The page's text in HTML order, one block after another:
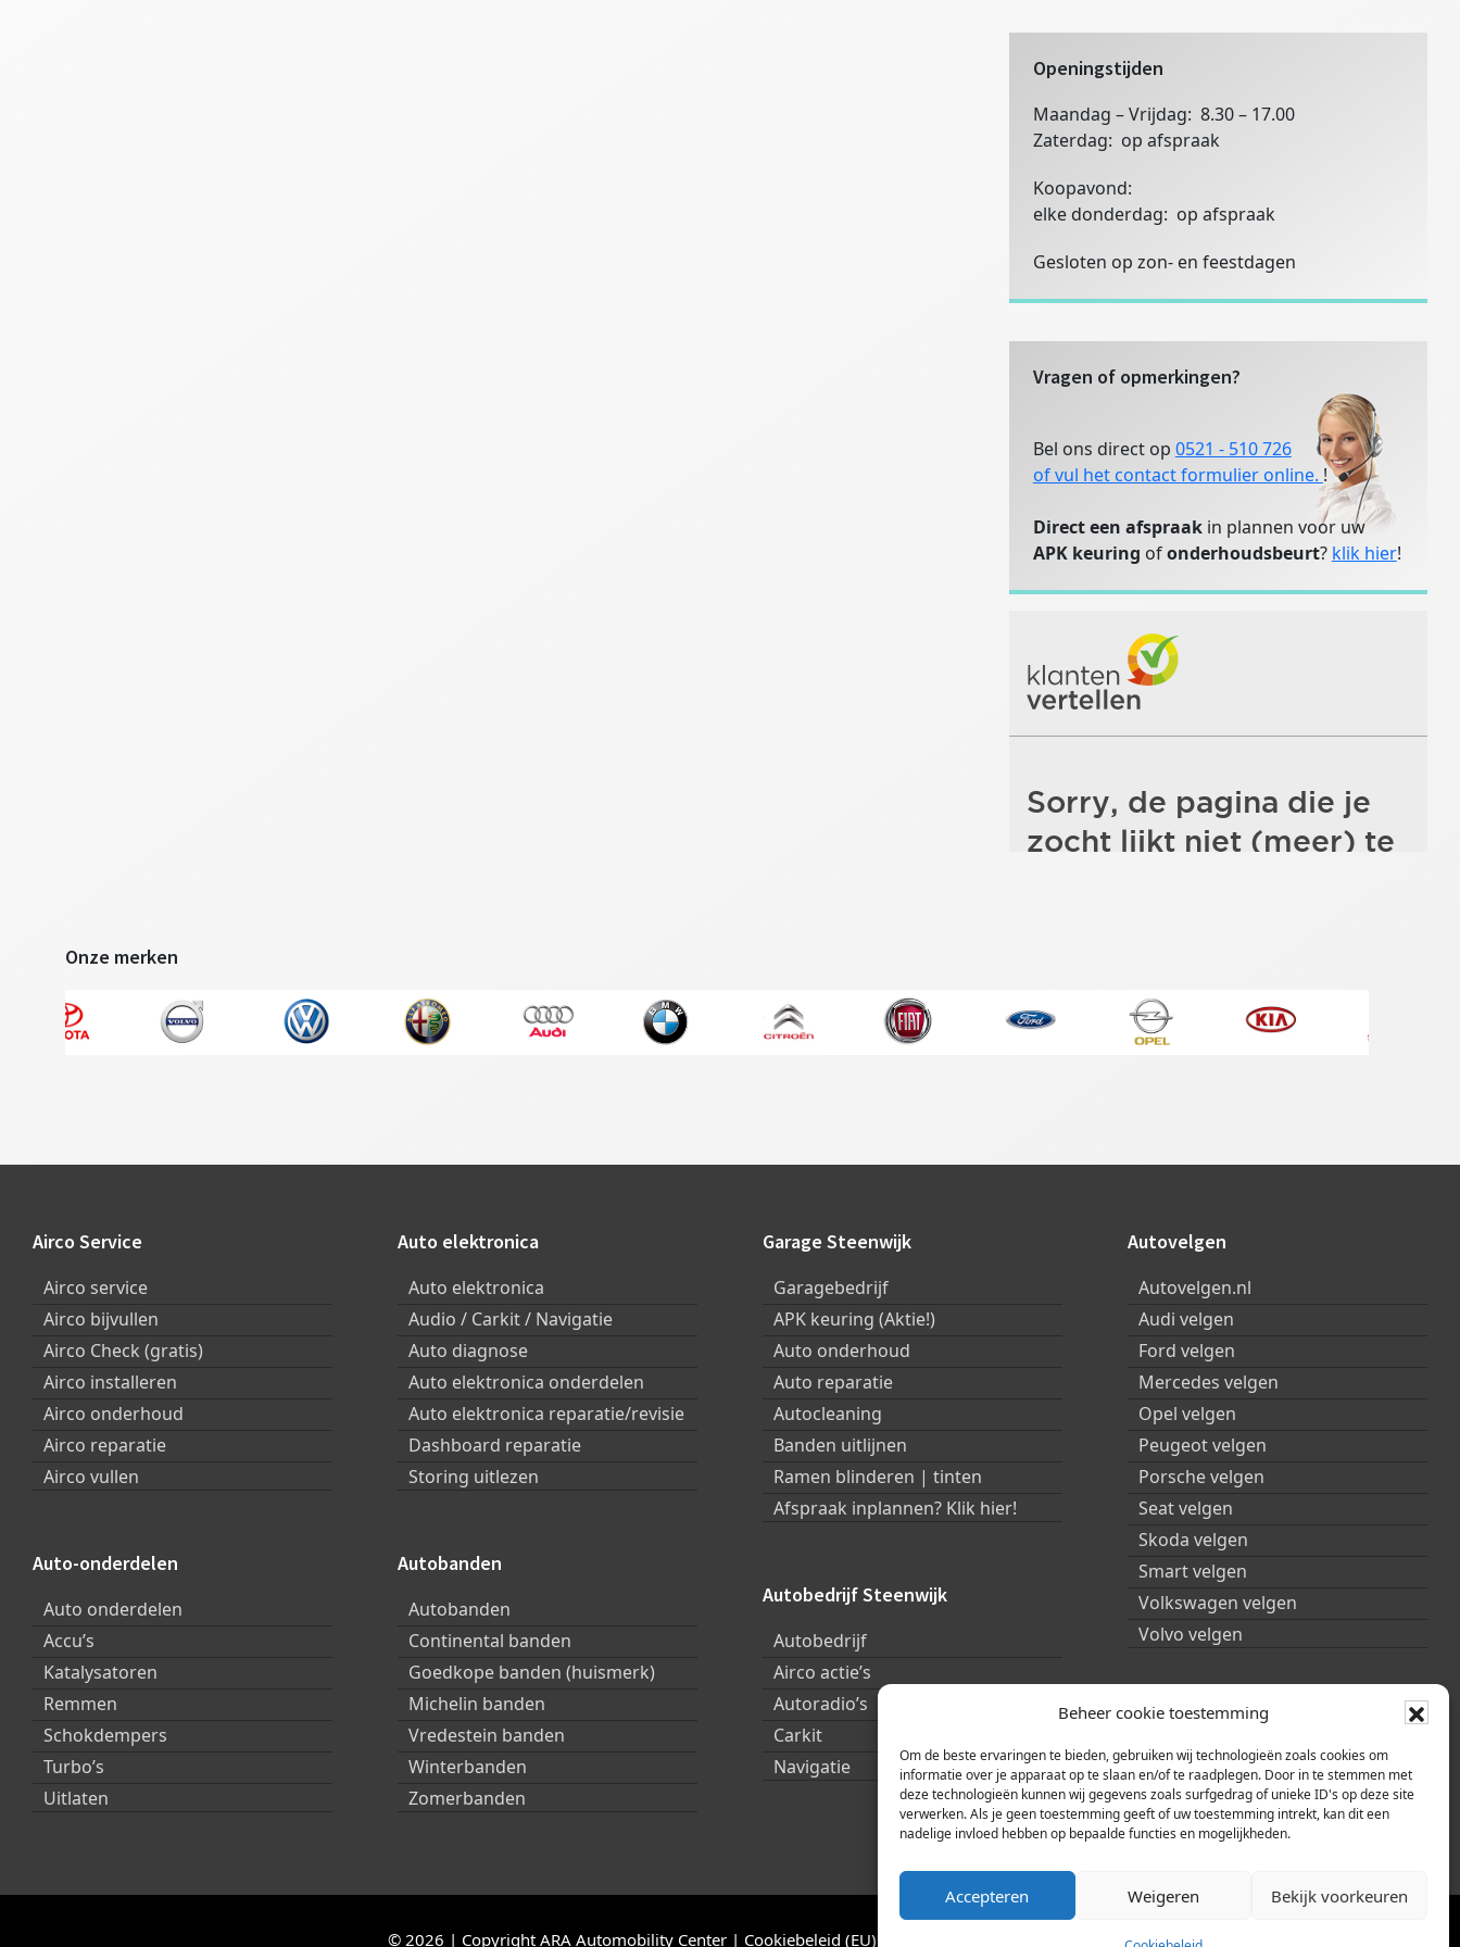
Beheer cookie toestemming
Om de beste ervaringen te bieden, gebruiken wij technologieën zoals cookies om
informatie over je apparaat op te slaan en/of te raadplegen. Door in te stemmen met
deze technologieën kunnen wij gegevens zoals surfgedrag of unieke ID's op deze site
verwerken. Als je geen toestemming geeft of uw toestemming intrekt, kan dit een
nadelige invloed hebben op bepaalde functies en mogelijkheden.
Accepteren Weigeren Bekijk voorkeuren
Openingstijden
Maandag – Vrijdag: 8.30 – 17.00
Zaterdag: op afspraak
Koopavond:
elke donderdag: op afspraak
Gesloten op zon- en feestdagen
Vragen of opmerkingen?
Bel ons direct op 0521 - 510 726
of vul het contact formulier online. !
Direct een afspraakin plannen voor uw
APK keuring ofonderhoudsbeurt? klik hier!
Onze merken
Footer
Airco Service
Airco service
Airco bijvullen
Airco Check (gratis)
Airco installeren
Airco onderhoud
Airco reparatie
Airco vullen
Auto-onderdelen
Auto onderdelen
Accu’s
Katalysatoren
Remmen
Schokdempers
Turbo’s
Uitlaten
Auto elektronica
Auto elektronica
Audio / Carkit / Navigatie
Auto diagnose
Auto elektronica onderdelen
Auto elektronica reparatie/revisie
Dashboard reparatie
Storing uitlezen
Autobanden
Autobanden
Continental banden
Goedkope banden (huismerk)
Michelin banden
Vredestein banden
Winterbanden
Zomerbanden
Garage Steenwijk
Garagebedrijf
APK keuring (Aktie!)
Auto onderhoud
Auto reparatie
Autocleaning
Banden uitlijnen
Ramen blinderen | tinten
Afspraak inplannen? Klik hier!
Autobedrijf Steenwijk
Autobedrijf
Airco actie’s
Autoradio’s
Carkit
Navigatie
Autovelgen
Autovelgen.nl
Audi velgen
Ford velgen
Mercedes velgen
Opel velgen
Peugeot velgen
Porsche velgen
Seat velgen
Skoda velgen
Smart velgen
Volkswagen velgen
Volvo velgen
© 2026 | Copyright ARA Automobility Center | Cookiebeleid (EU)